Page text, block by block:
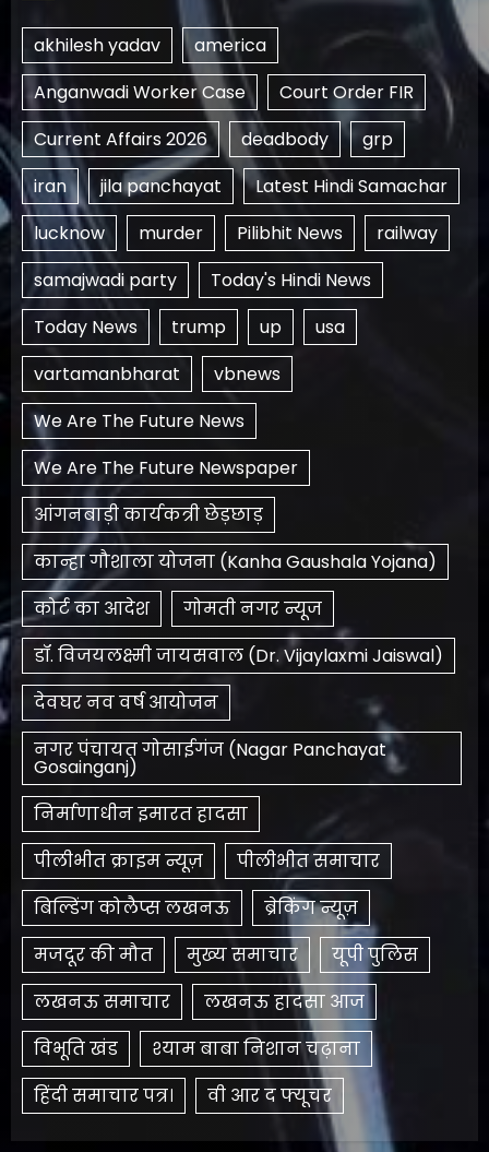
akhilesh yadav
america
Anganwadi Worker Case
Court Order FIR
Current Affairs 2026
deadbody
grp
iran
jila panchayat
Latest Hindi Samachar
lucknow
murder Pilibhit News
railway
samajwadi party
Today's Hindi News
Today News
trump up
usa
vartamanbharat
vbnews
We Are The Future News
We Are The Future Newspaper
आंगनबाड़ी कार्यकत्री छेड़छाड़
कान्हा गौशाला योजना (Kanha Gaushala Yojana)
कोर्ट का आदेश
गोमती नगर न्यूज
डॉ. विजयलक्ष्मी जायसवाल (Dr. Vijaylaxmi Jaiswal)
देवघर नव वर्ष आयोजन
नगर पंचायत गोसाईगंज (Nagar Panchayat
Gosainganj)
निर्माणाधीन इमारत हादसा
पीलीभीत क्राइम न्यूज़
पीलीभीत समाचार
बिल्डिंग कोलैप्स लखनऊ
ब्रेकिंग न्यूज़
मजदूर की मौत
मुख्य समाचार
यूपी पुलिस
लखनऊ समाचार
लखनऊ हादसा आज
विभूति खंड
श्याम बाबा निशान चढ़ाना
हिंदी समाचार पत्र।
​वी आर द फ्यूचर